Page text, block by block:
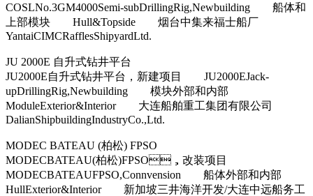
COSLNo.3GM4000Semi-subDrillingRig,Newbuilding 船体和
上部模块 Hull&Topside 烟台中集来福士船厂
YantaiCIMCRafflesShipyardLtd.
JU 2000E 自升式钻井平台
JU2000E自升式钻井平台，新建项目 JU2000EJack-
upDrillingRig,Newbuilding 模块外部和内部
ModuleExterior&Interior 大连船舶重工集团有限公司
DalianShipbuildingIndustryCo.,Ltd.
MODEC BATEAU (柏松) FPSO
MODECBATEAU(柏松)FPSO，改装项目
MODECBATEAUFPSO,Connvension 船体外部和内部
HullExterior&Interior 新加坡三井海洋开发/大连中远船务工